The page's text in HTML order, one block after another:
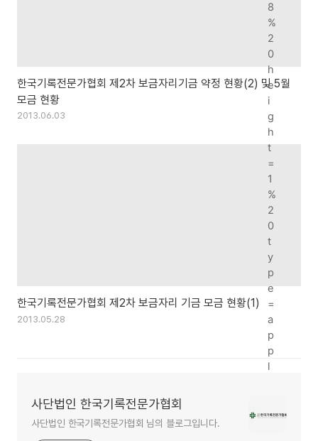
8
%
2
0
h
e
i
g
h
t
=
1
%
2
0
t
y
p
e
=
a
p
p
l
a
한국기록전문가협회 제2차 보금자리기금 약정 현황(2) 및 5월
모금 현황
2013.06.03
한국기록전문가협회 제2차 보금자리 기금 모금 현황(1)
2013.05.28
사단법인 한국기록전문가협회
사단법인 한국기록전문가협회 님의 블로그입니다.